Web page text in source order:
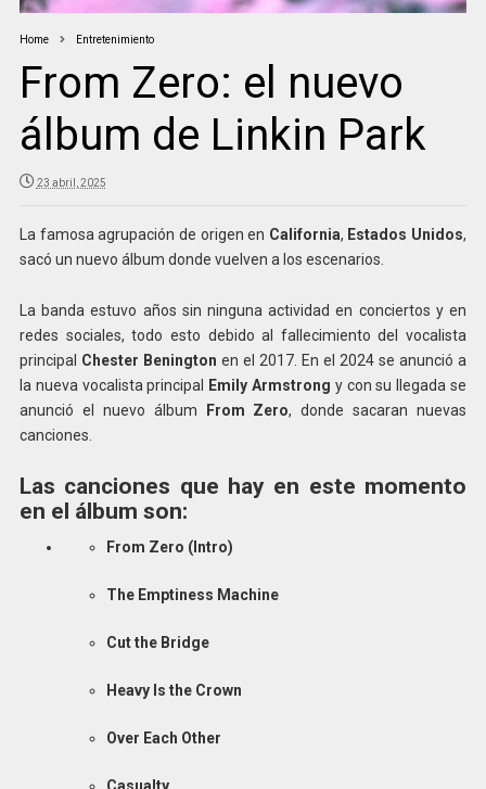
Home Entretenimiento
From Zero: el nuevo
álbum de Linkin Park
23 abril, 2025
La famosa agrupación de origen en California, Estados Unidos,
sacó un nuevo álbum donde vuelven a los escenarios.
La banda estuvo años sin ninguna actividad en conciertos y en
redes sociales, todo esto debido al fallecimiento del vocalista
principal Chester Benington en el 2017. En el 2024 se anunció a
la nueva vocalista principal
Emily Armstrong ycon su llegadase
anunció el nuevo álbum
From Zero, donde sacaran nuevas
canciones.
Las canciones que hay en este momento
en el álbum son:
From Zero (Intro)
The Emptiness Machine
Cut the Bridge
Heavy Is the Crown
Over Each Other